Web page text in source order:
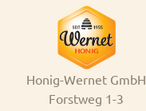
Honig-Wernet GmbH
Forstweg 1-3